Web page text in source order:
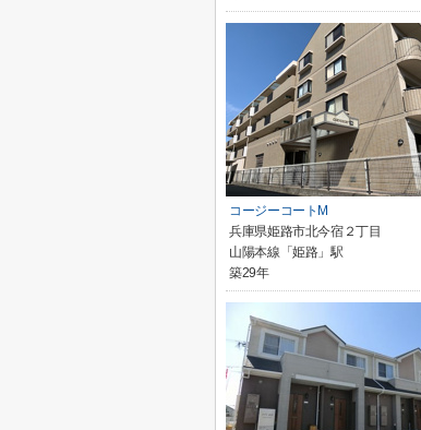
コージーコートM
兵庫県姫路市北今宿２丁目
山陽本線「姫路」駅
築29年